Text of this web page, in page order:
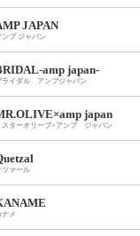
JAPAN
ンプ ジャパン
amp japan-
ライダル アンプジャパン
japan
スターオリーブ×アンプ ジャパン
ツァール
ナメ